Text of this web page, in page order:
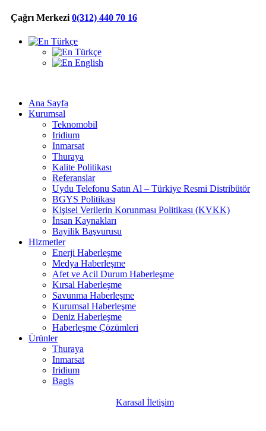
Çağrı Merkezi 0(312) 440 70 16
Türkçe
Türkçe
English
Ana Sayfa
Kurumsal
Teknomobil
Iridium
Inmarsat
Thuraya
Kalite Politikası
Referanslar
Uydu Telefonu Satın Al – Türkiye Resmi Distribütör
BGYS Politikası
Kişisel Verilerin Korunması Politikası (KVKK)
İnsan Kaynakları
Bayilik Başvurusu
Hizmetler
Enerji Haberleşme
Medya Haberleşme
Afet ve Acil Durum Haberleşme
Kırsal Haberleşme
Savunma Haberleşme
Kurumsal Haberleşme
Deniz Haberleşme
Haberleşme Çözümleri
Ürünler
Thuraya
Inmarsat
Iridium
Bagis
Karasal İletişim